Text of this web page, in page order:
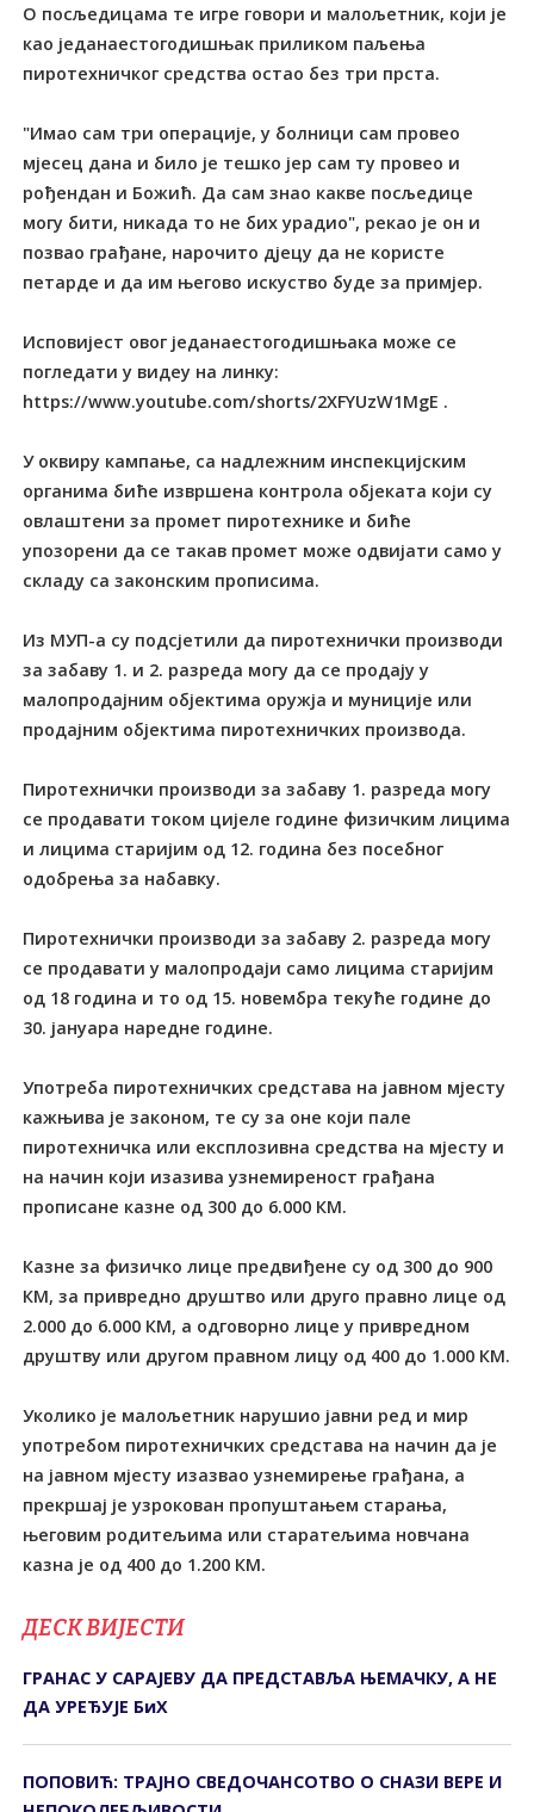
О посљедицама те игре говори и малољетник, који је
као једанаестогодишњак приликом паљења
пиротехничког средства остао без три прста.
"Имао сам три операције, у болници сам провео
мјесец дана и било је тешко јер сам ту провео и
рођендан и Божић. Да сам знао какве посљедице
могу бити, никада то не бих урадио", рекао је он и
позвао грађане, нарочито дјецу да не користе
петарде и да им његово искуство буде за примјер.
Исповијест овог једанаестогодишњака може се
погледати у видеу на линку:
https://www.youtube.com/shorts/2XFYUzW1MgE .
У оквиру кампање, са надлежним инспекцијским
органима биће извршена контрола објеката који су
овлаштени за промет пиротехнике и биће
упозорени да се такав промет може одвијати само у
складу са законским прописима.
Из МУП-а су подсјетили да пиротехнички производи
за забаву 1. и 2. разреда могу да се продају у
малопродајним објектима оружја и муниције или
продајним објектима пиротехничких производа.
Пиротехнички производи за забаву 1. разреда могу
се продавати током цијеле године физичким лицима
и лицима старијим од 12. година без посебног
одобрења за набавку.
Пиротехнички производи за забаву 2. разреда могу
се продавати у малопродаји само лицима старијим
од 18 година и то од 15. новембра текуће године до
30. јануара наредне године.
Употреба пиротехничких средстава на јавном мјесту
кажњива је законом, те су за оне који пале
пиротехничка или експлозивна средства на мјесту и
на начин који изазива узнемиреност грађана
прописане казне од 300 до 6.000 КМ.
Казне за физичко лице предвиђене су од 300 до 900
КМ, за привредно друштво или друго правно лице од
2.000 до 6.000 КМ, а одговорно лице у привредном
друштву или другом правном лицу од 400 до 1.000 КМ.
Уколико је малољетник нарушио јавни ред и мир
употребом пиротехничких средстава на начин да је
на јавном мјесту изазвао узнемирење грађана, а
прекршај је узрокован пропуштањем старања,
његовим родитељима или старатељима новчана
казна је од 400 до 1.200 КМ.
ДЕСК ВИЈЕСТИ
ГРАНАС У САРАЈЕВУ ДА ПРЕДСТАВЉА ЊЕМАЧКУ, А НЕ
ДА УРЕЂУЈЕ БиХ
ПОПОВИЋ: ТРАЈНО СВЕДОЧАНСОТВО О СНАЗИ ВЕРЕ И